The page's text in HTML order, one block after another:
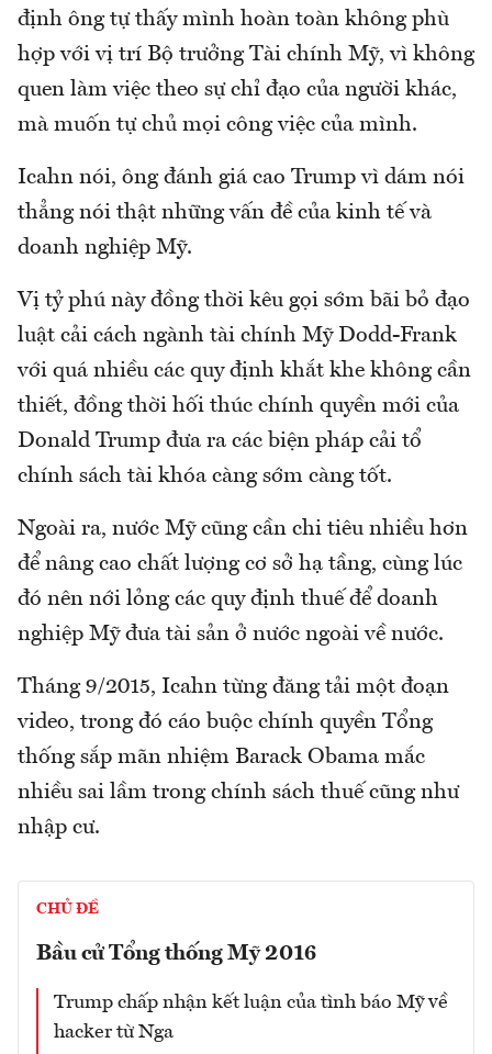
định ông tự thấy mình hoàn toàn không phù
hợp với vị trí Bộ trưởng Tài chính Mỹ, vì không
quen làm việc theo sự chỉ đạo của người khác,
mà muốn tự chủ mọi công việc của mình.
Icahn nói, ông đánh giá cao Trump vì dám nói
thẳng nói thật những vấn đề của kinh tế và
doanh nghiệp Mỹ.
Vị tỷ phú này đồng thời kêu gọi sớm bãi bỏ đạo
luật cải cách ngành tài chính Mỹ Dodd-Frank
với quá nhiều các quy định khắt khe không cần
thiết, đồng thời hối thúc chính quyền mới của
Donald Trump đưa ra các biện pháp cải tổ
chính sách tài khóa càng sớm càng tốt.
Ngoài ra, nước Mỹ cũng cần chi tiêu nhiều hơn
để nâng cao chất lượng cơ sở hạ tầng, cùng lúc
đó nên nới lỏng các quy định thuế để doanh
nghiệp Mỹ đưa tài sản ở nước ngoài về nước.
Tháng 9/2015, Icahn từng đăng tải một đoạn
video, trong đó cáo buộc chính quyền Tổng
thống sắp mãn nhiệm Barack Obama mắc
nhiều sai lầm trong chính sách thuế cũng như
nhập cư.
CHỦ ĐỀ
Bầu cử Tổng thống Mỹ 2016
Trump chấp nhận kết luận của tình báo Mỹ về
hacker từ Nga